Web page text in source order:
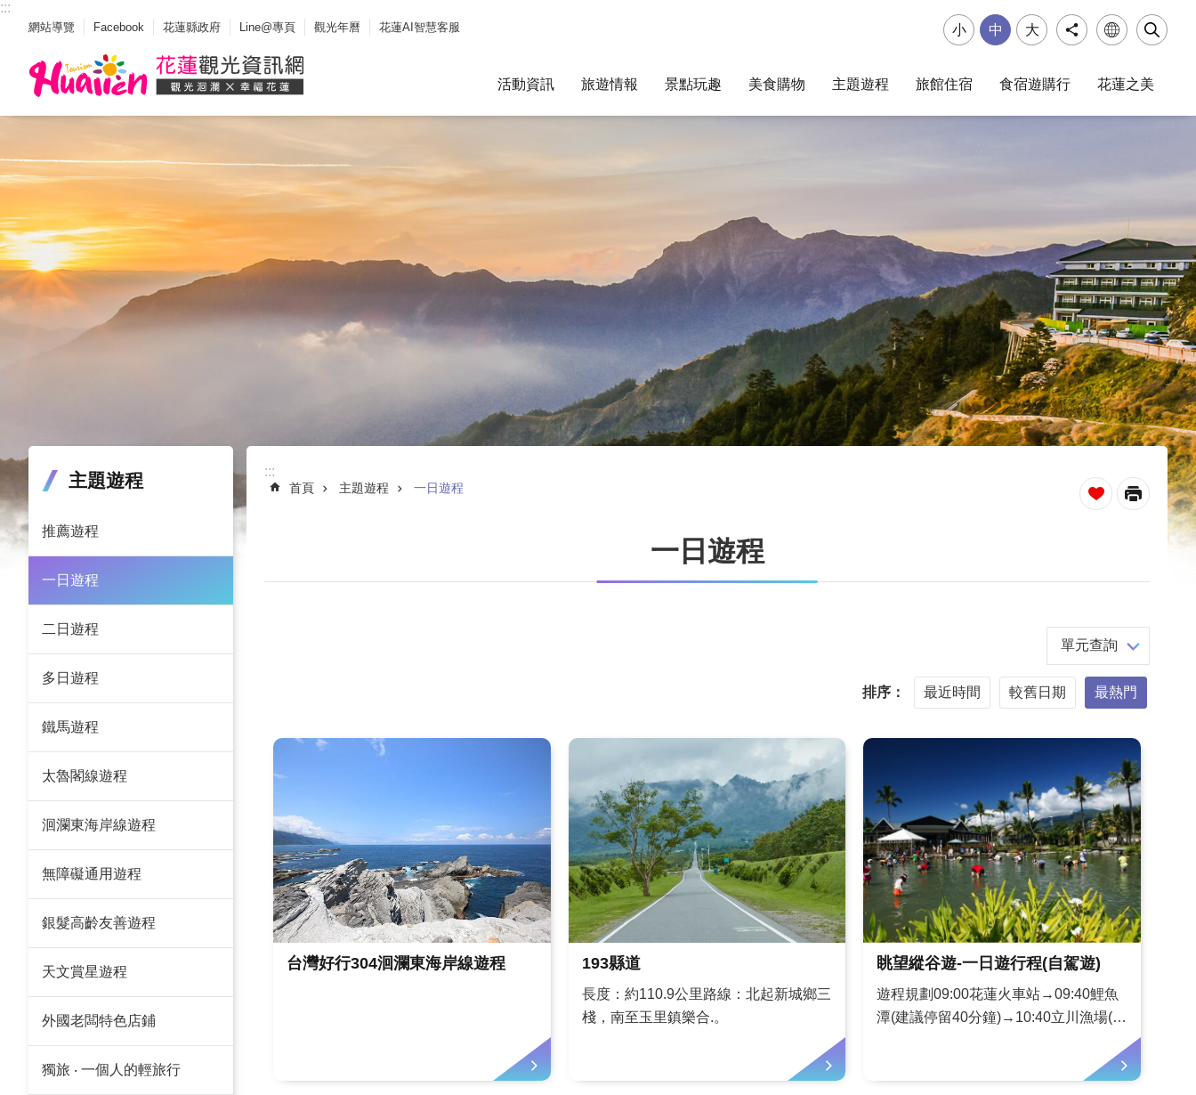
跳到主要內容區塊
:::
網站導覽 Facebook 花蓮縣政府 Line@專頁 觀光年曆 花蓮AI智慧客服 小 中 大
活動資訊 旅遊情報 景點玩趣 美食購物 主題遊程 旅館住宿 食宿遊購行 花蓮之美
:::
主題遊程
推薦遊程
一日遊程
二日遊程
多日遊程
鐵馬遊程
太魯閣線遊程
洄瀾東海岸線遊程
無障礙通用遊程
銀髮高齡友善遊程
天文賞星遊程
外國老闆特色店鋪
獨旅 ‧ 一個人的輕旅行
:::
首頁 主題遊程 一日遊程
_
一日遊程
單元查詢
排序： 最近時間 較舊日期 最熱門
台灣好行304洄瀾東海岸線遊程 193縣道
長度：約110.9公里路線：北起新城鄉三
棧，南至玉里鎮樂合.。
眺望縱谷遊-一日遊行程(自駕遊)
遊程規劃09:00花蓮火車站→09:40鯉魚
潭(建議停留40分鐘)→10:40立川漁場(建
時)→13:00林田山林業文化園區(建議停
留1.5小時)→15:00富興社區鳳梨公園(建